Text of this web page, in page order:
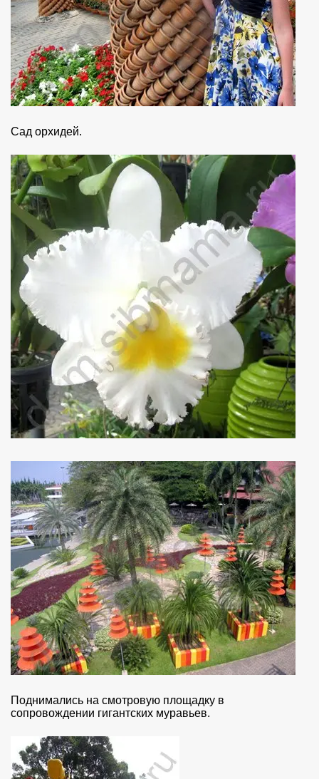
Сад орхидей.
Поднимались на смотровую площадку в
сопровождении гигантских муравьев.